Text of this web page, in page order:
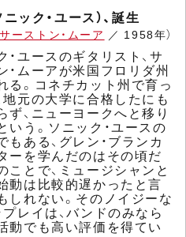
ック・ユース）、誕生
サーストン・ムーア ／ 1958年）
・ユースのギタリスト、サ
・ムーアが米国フロリダ州
る。コネチカット州で育っ
地元の大学に合格したにも
ず、ニューヨークへと移り
いう。ソニック・ユースの
もある、グレン・ブランカ
ーを学んだのはその頃だ
ことで、ミュージシャンと
動は比較的遅かったと言
しれない。そのノイジーな
プレイは、バンドのみなら
動でも高い評価を得てい